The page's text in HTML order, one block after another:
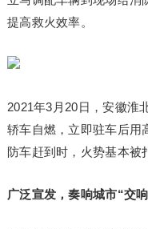
提高救火效率。
2021年3月20日，安徽淮
轿车自燃，立即驻车后用
防车赶到时，火势基本被
广泛宣发，奏响城市“交